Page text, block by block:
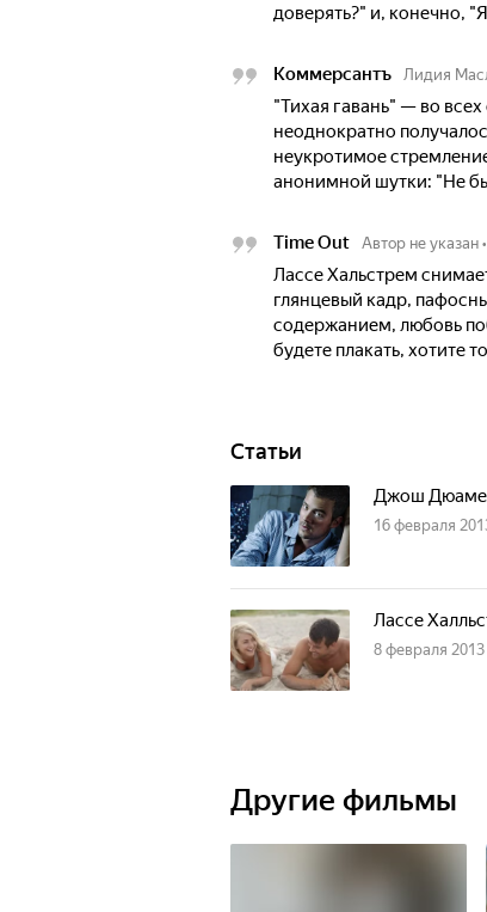
доверять?" и, конечно,
Коммерсантъ Лидия
"Тихая гавань" — во
неоднократно
неукротимое
анонимной шутки: "Не
Time Out Автор не указан •
Лассе Хальстрем
глянцевый кадр,
содержанием, любовь
будете плакать, хотите
Статьи
Джош
16 февраля
Лассе
8 февраля 2013
Другие фильмы